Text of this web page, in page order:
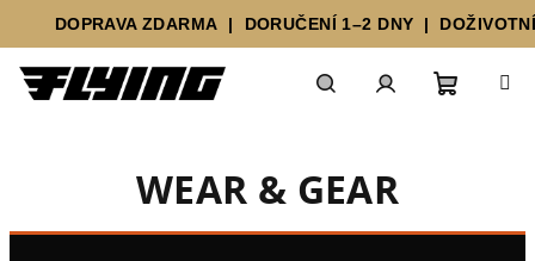
Přejít
WEAR & GEAR
DOPRAVA ZDARMA | DORUČENÍ 1–2 DNY | DOŽIVOTNÍ